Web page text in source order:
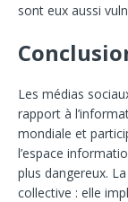
sont eux aussi
Les médias
rapport à
mondiale et
l’espace
plus dangereux.
collective : elle